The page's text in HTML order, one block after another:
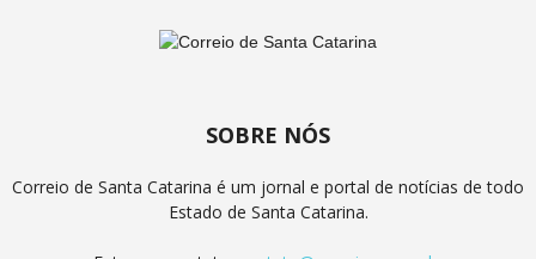
SOBRE NÓS
Correio de Santa Catarina é um jornal e portal de notícias de todo
Estado de Santa Catarina.